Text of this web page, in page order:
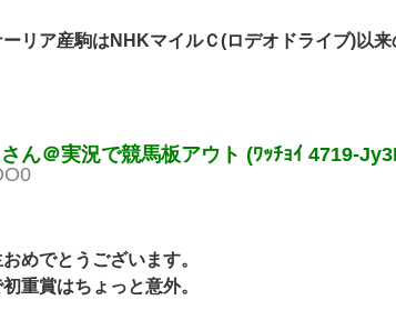
リア産駒はNHKマイルＣ(ロデオドライブ)以来
ん＠実況で競馬板アウト (ﾜｯﾁｮｲ 4719-
めでとうございます。
重賞はちょっと意外。